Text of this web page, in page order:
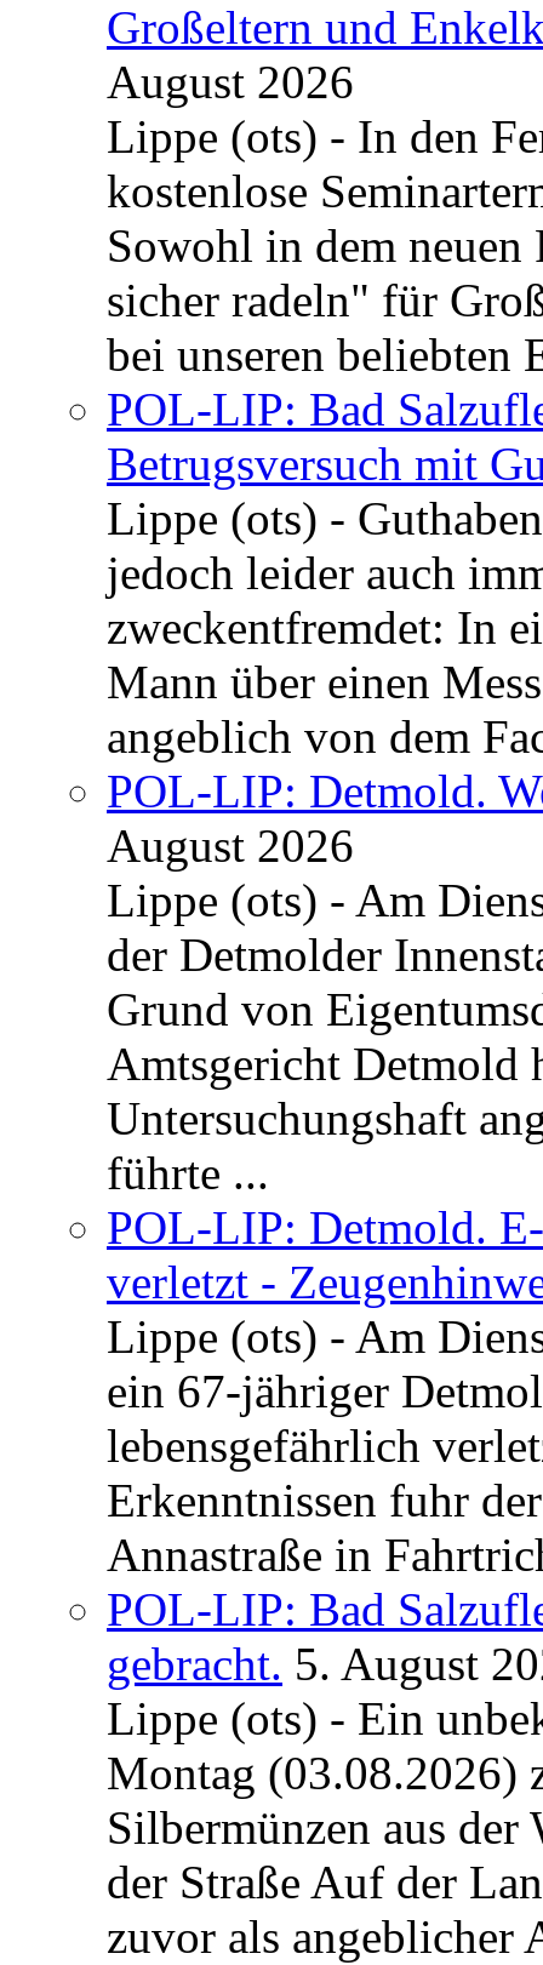
Großeltern und
August 2026
Lippe (ots) - In den
kostenlose
Sowohl in dem neuen
sicher radeln" für
bei unseren beliebten
POL-LIP: Bad
Betrugsversuch mit
Lippe (ots) -
jedoch leider auch
zweckentfremdet: In
Mann über einen
angeblich von dem
POL-LIP: Detmold.
August 2026
Lippe (ots) - Am
der Detmolder
Grund von
Amtsgericht Detmold
Untersuchungshaft
führte ...
POL-LIP: Detmold.
verletzt -
Lippe (ots) - Am
ein 67-jähriger
lebensgefährlich
Erkenntnissen fuhr
Annastraße in
POL-LIP: Bad
gebracht. 5. August
Lippe (ots) - Ein
Montag (03.08.2026)
Silbermünzen aus der
der Straße Auf der
zuvor als angeblicher